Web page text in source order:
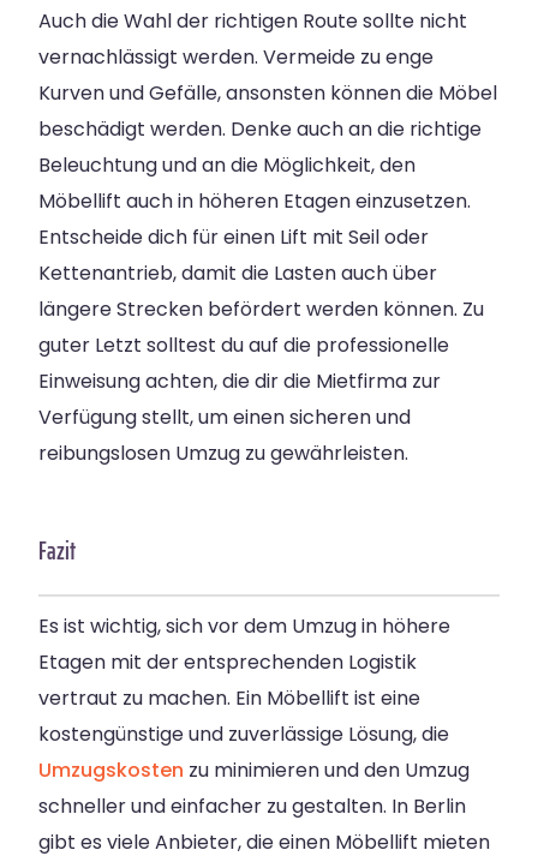
Auch die Wahl der richtigen Route sollte nicht
vernachlässigt werden. Vermeide zu enge
Kurven und Gefälle, ansonsten können die Möbel
beschädigt werden. Denke auch an die richtige
Beleuchtung und an die Möglichkeit, den
Möbellift auch in höheren Etagen einzusetzen.
Entscheide dich für einen Lift mit Seil oder
Kettenantrieb, damit die Lasten auch über
längere Strecken befördert werden können. Zu
guter Letzt solltest du auf die professionelle
Einweisung achten, die dir die Mietfirma zur
Verfügung stellt, um einen sicheren und
reibungslosen Umzug zu gewährleisten.
Fazit
Es ist wichtig, sich vor dem Umzug in höhere
Etagen mit der entsprechenden Logistik
vertraut zu machen. Ein Möbellift ist eine
kostengünstige und zuverlässige Lösung, die
Umzugskosten zu minimieren und den Umzug
schneller und einfacher zu gestalten. In Berlin
gibt es viele Anbieter, die einen Möbellift mieten